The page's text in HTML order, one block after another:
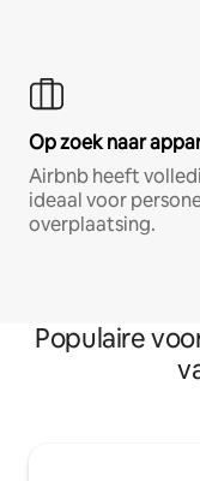
Op zoek naar
Airbnb heeft
ideaal voor
overplaatsing.
Populaire